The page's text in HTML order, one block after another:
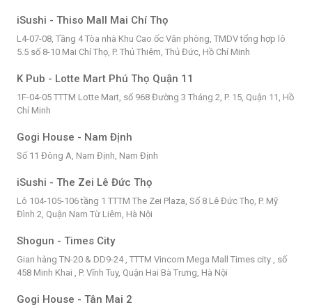
iSushi - Thiso Mall Mai Chí Thọ
L4-07-08, Tầng 4 Tòa nhà Khu Cao ốc Văn phòng, TMDV tổng hợp lô
5.5 số 8-10 Mai Chí Thọ, P. Thủ Thiêm, Thủ Đức, Hồ Chí Minh
K Pub - Lotte Mart Phú Thọ Quận 11
1F-04-05 TTTM Lotte Mart, số 968 Đường 3 Tháng 2, P. 15, Quận 11, Hồ
Chí Minh
Gogi House - Nam Định
Số 11 Đông A, Nam Định, Nam Định
iSushi - The Zei Lê Đức Thọ
Lô 104-105-106 tầng 1 TTTM The Zei Plaza, Số 8 Lê Đức Thọ, P. Mỹ
Đình 2, Quận Nam Từ Liêm, Hà Nội
Shogun - Times City
Gian hàng TN-20 & DD9-24 , TTTM Vincom Mega Mall Times city , số
458 Minh Khai , P. Vĩnh Tuy, Quận Hai Bà Trưng, Hà Nội
Gogi House - Tân Mai 2